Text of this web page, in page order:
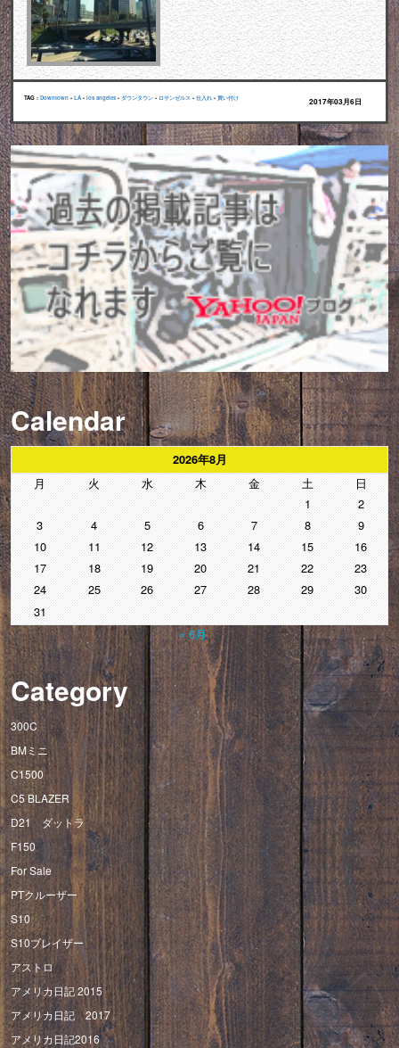
TAG : Downtown • LA • los angeles • ダウンタウン • ロサンゼルス • 仕入れ • 買い付け 2017年03月6日
Calendar
2026年8月
月 火 水 木 金 土
日
1
2
3
4 5 6 7 8
9
10
11 12 13 14 15
16
17
18 19 20 21 22
23
24
25 26 27 28 29
30
31
« 6月
Category
300C
BMミニ
C1500
C5 BLAZER
D21 ダットラ
F150
For Sale
PTクルーザー
S10
S10ブレイザー
アストロ
アメリカ日記 2015
アメリカ日記 2017
アメリカ日記2016